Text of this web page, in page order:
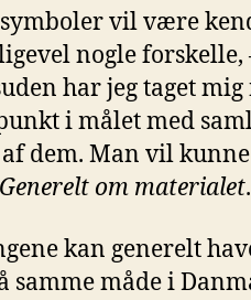
symboler vil være
nogle forskelle,
har jeg taget
i målet med
dem. Man vil
Generelt om materialet.
kan generelt
samme måde i